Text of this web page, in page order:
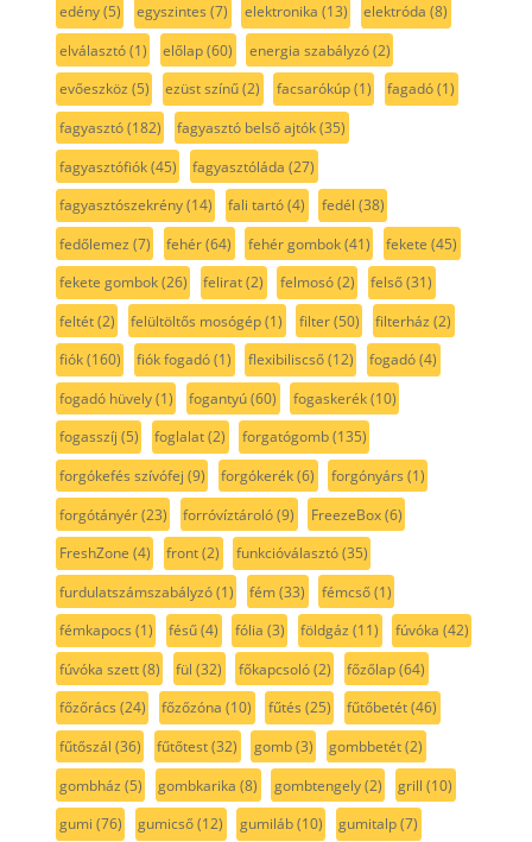
edény(5) egyszintes (7) elektronika (13) elektróda (8)
elválasztó(1) előlap(60) energia szabályzó(2)
evőeszköz (5) ezüst színű(2) facsarókúp(1) fagadó(1)
fagyasztó(182) fagyasztó belső ajtók(35)
fagyasztófiók(45) fagyasztóláda (27)
fagyasztószekrény(14) fali tartó(4) fedél (38)
fedőlemez (7) fehér(64) fehér gombok(41) fekete (45)
fekete gombok(26) felirat(2) felmosó(2) felső(31)
feltét(2) felültöltős mosógép(1) filter(50) filterház (2)
fiók(160) fiók fogadó(1) flexibiliscső(12) fogadó(4)
fogadó hüvely(1) fogantyú(60) fogaskerék(10)
fogasszíj (5) foglalat(2) forgatógomb(135)
forgókefés szívófej (9) forgókerék(6) forgónyárs (1)
forgótányér(23) forróvíztároló(9) FreezeBox(6)
FreshZone (4) front(2) funkcióválasztó(35)
furdulatszámszabályzó(1) fém(33) fémcső(1)
fémkapocs (1) fésű(4) fólia (3) földgáz (11) fúvóka (42)
fúvóka szett(8) fül (32) főkapcsoló(2) főzőlap(64)
főzőrács (24) főzőzóna (10) fűtés (25) fűtőbetét(46)
fűtőszál (36) fűtőtest(32) gomb(3) gombbetét(2)
gombház (5) gombkarika (8) gombtengely(2) grill (10)
gumi (76) gumicső(12) gumiláb(10) gumitalp(7)